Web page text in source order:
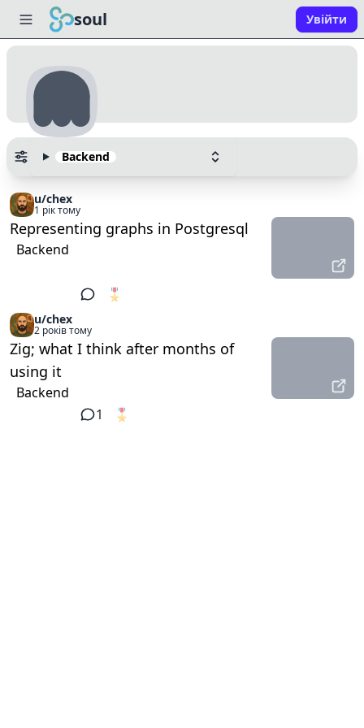
soul Увійти
Backend
u/chex
1 рік тому
Representing graphs in Postgresql
Backend
🎖️
u/chex
2 років тому
Zig; what I think after months of
using it
Backend
1 🎖️